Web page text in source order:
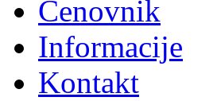
Cenovnik
Informacije
Kontakt